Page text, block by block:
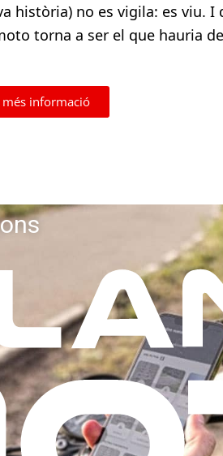
història) no es vigila: es viu. I
torna a ser el que hauria
informació